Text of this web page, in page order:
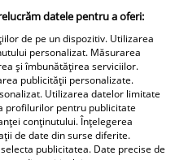
„De ce credeți că am
ajuns aici? Ce
cosmetice folosești, ce
folosești pentru păr...!"
Alina Pușcău, dezvăluiri
tulburătoare despre
datele pentru a oferi:
de pe un dispozitiv. Utilizarea
personalizat. Măsurarea
și îmbunătățirea serviciilor.
publicității personalizate.
Utilizarea datelor limitate
profilurilor pentru publicitate
conținutului. Înțelegerea
de date din surse diferite.
publicitatea. Date precise de